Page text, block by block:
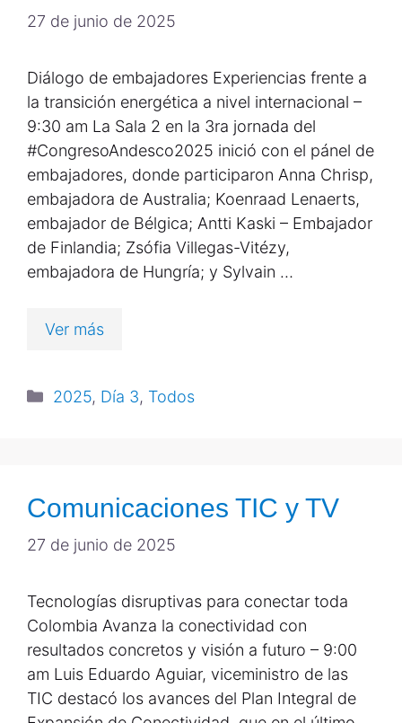
27 de junio de 2025
Diálogo de embajadores Experiencias frente a
la transición energética a nivel internacional –
9:30 am La Sala 2 en la 3ra jornada del
#CongresoAndesco2025 inició con el pánel de
embajadores, donde participaron Anna Chrisp,
embajadora de Australia; Koenraad Lenaerts,
embajador de Bélgica; Antti Kaski – Embajador
de Finlandia; Zsófia Villegas-Vitézy,
embajadora de Hungría; y Sylvain …
Ver más
2025, Día 3, Todos
Comunicaciones TIC y TV
27 de junio de 2025
Tecnologías disruptivas para conectar toda
Colombia Avanza la conectividad con
resultados concretos y visión a futuro – 9:00
am Luis Eduardo Aguiar, viceministro de las
TIC destacó los avances del Plan Integral de